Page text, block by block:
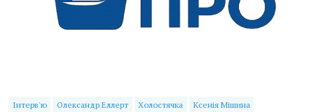
Інтерв'ю Олександр Еллерт Холостячка Ксенія Мішина